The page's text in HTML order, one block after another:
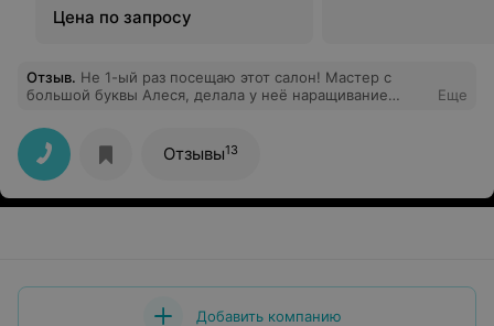
Цена по запросу
Отзыв. Не 1-ый раз посещаю этот салон! Мастер с
большой буквы Алеся, делала у неё наращивание
придраться не к чему, всё просто супер!!!
Профессионал своего дела!!! Рекомендую!
Еще
Отзывы13
Добавить компанию